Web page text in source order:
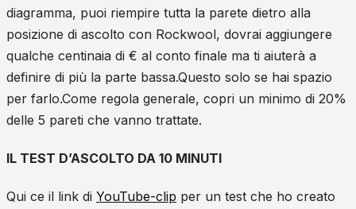
diagramma, puoi riempire tutta la parete dietro alla
posizione di ascolto con Rockwool, dovrai aggiungere
qualche centinaia di € al conto finale ma ti aiuterà a
definire di più la parte bassa.Questo solo se hai spazio
per farlo.Come regola generale, copri un minimo di 20%
delle 5 pareti che vanno trattate.
IL TEST D’ASCOLTO DA 10 MINUTI
Qui ce il link di YouTube-clip per un test che ho creato